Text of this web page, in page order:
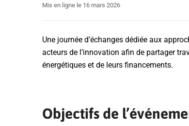
Mis en ligne le 16 mars 2026
Une journée d’échanges dédiée aux
acteurs de l’innovation afin de partager
énergétiques et de leurs financements.
Objectifs de